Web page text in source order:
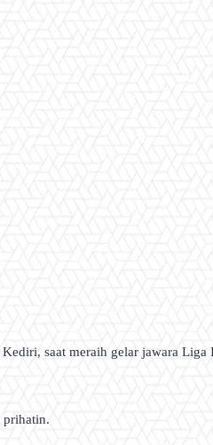
saat meraih gelar jawara Liga
prihatin.